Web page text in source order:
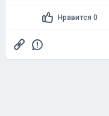
Нравится 0